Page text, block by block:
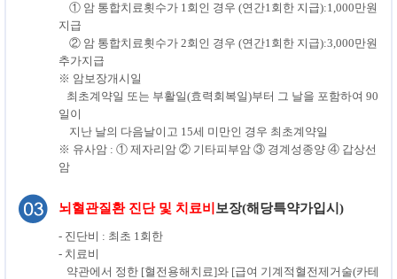
① 암 통합치료횟수가 1회인 경우 (연간1회한 지급):1,000만원
지급
② 암 통합치료횟수가 2회인 경우 (연간1회한 지급):3,000만원
추가지급
※ 암보장개시일
최초계약일 또는 부활일(효력회복일)부터 그 날을 포함하여 90
일이
지난 날의 다음날이고 15세 미만인 경우 최초계약일
※ 유사암 : ① 제자리암 ② 기타피부암 ③ 경계성종양 ④ 갑상선
암
뇌혈관질환 진단 및 치료비 보장(해당특약가입시)
- 진단비 : 최초 1회한
- 치료비
약관에서 정한 [혈전용해치료]와 [급여 기계적혈전제거술(카테